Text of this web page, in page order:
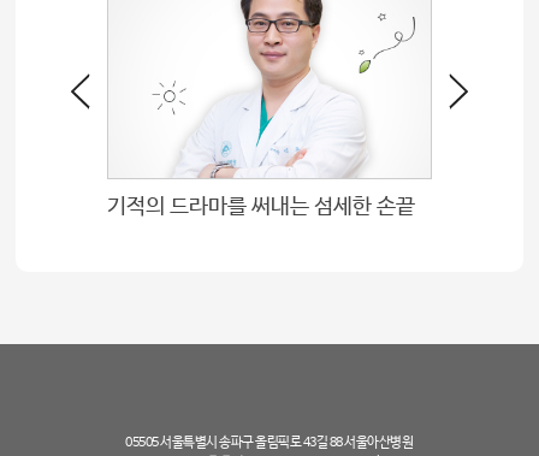
기적의 드라마를 써내는 섬세한 손끝
05505 서울특별시 송파구 올림픽로 43길 88 서울아산병원